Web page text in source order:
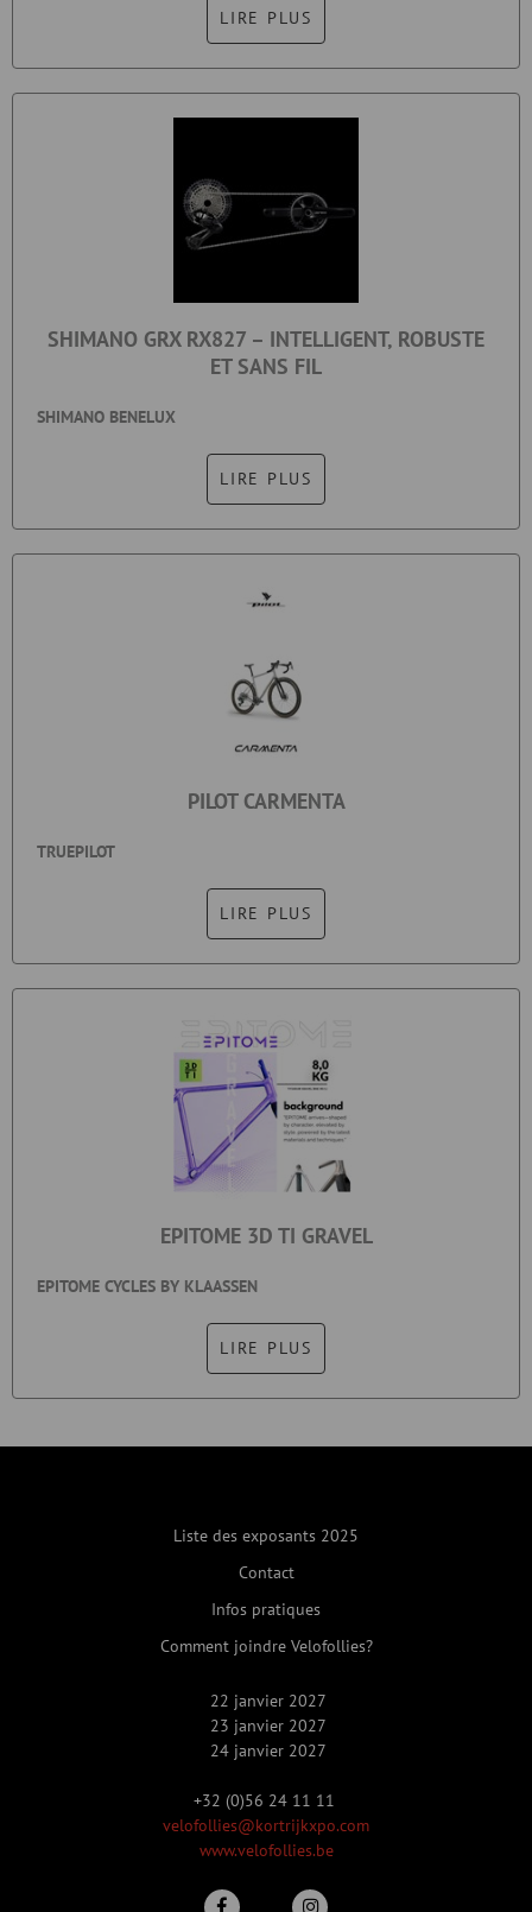
LIRE PLUS
SHIMANO GRX RX827 – INTELLIGENT, ROBUSTE
ET SANS FIL
SHIMANO BENELUX
LIRE PLUS
PILOT CARMENTA
TRUEPILOT
LIRE PLUS
EPITOME 3D TI GRAVEL
EPITOME CYCLES BY KLAASSEN
LIRE PLUS
Liste des exposants 2025
Contact
Infos pratiques
Comment joindre Velofollies?
22 janvier 2027
23 janvier 2027
24 janvier 2027
+32 (0)56 24 11 11
velofollies@kortrijkxpo.com
www.velofollies.be